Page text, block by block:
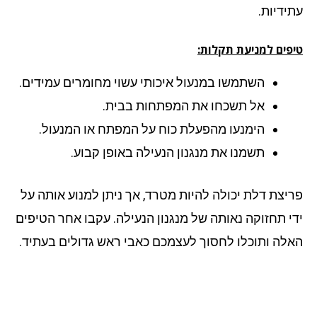
למניעת תקלות:
השתמשו במנעול איכותי עשוי מחומרים עמידים.
אל תשכחו את המפתחות בבית.
הימנעו מהפעלת כוח על המפתח או המנעול.
תשמנו את מנגנון הנעילה באופן קבוע.
דלת יכולה להיות מטרד, אך ניתן למנוע אותה על
תחזוקה נאותה של מנגנון הנעילה. עקבו אחר הטיפים
ותוכלו לחסוך לעצמכם כאבי ראש גדולים בעתיד.